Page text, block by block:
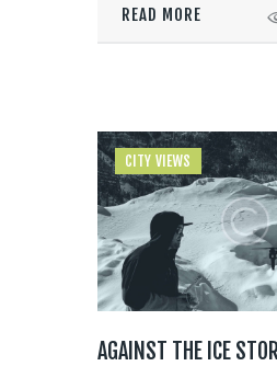
READ MORE
CITY VIEWS
AGAINST THE ICE